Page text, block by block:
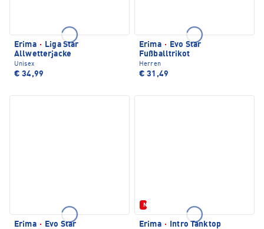
Erima ·
Liga Star
Allwetterjacke
Unisex
€ 34,99
Erima ·
Evo Star
Fußballtrikot
Herren
€ 31,49
Erima ·
Evo Star
Neu
Erima · Intro Tanktop